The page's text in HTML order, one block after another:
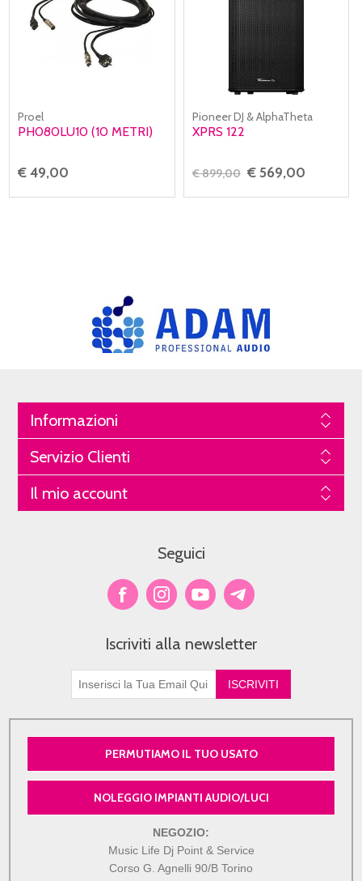
Proel
PH080LU10 (10 METRI)
€ 49,00
Pioneer DJ & AlphaTheta
XPRS 122
€ 899,00 € 569,00
Informazioni
Servizio Clienti
Il mio account
Seguici
Iscriviti alla newsletter
PERMUTIAMO IL TUO USATO
NOLEGGIO IMPIANTI AUDIO/LUCI
NEGOZIO:
Music Life Dj Point & Service
Corso G. Agnelli 90/B Torino